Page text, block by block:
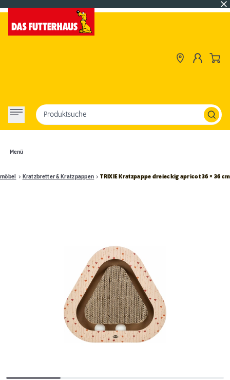
Menü
Produktsuche
Kratzbretter & Kratzpappen TRIXIE Kratzpappe dreieckig apricot 36 × 36 cm